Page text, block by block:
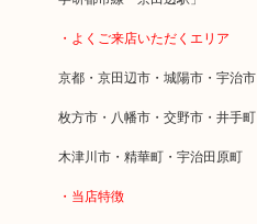
・よくご来店いただくエリア
京都・京田辺市・城陽市・宇治市
枚方市・八幡市・交野市・井手町
木津川市・精華町・宇治田原町
・当店特徴